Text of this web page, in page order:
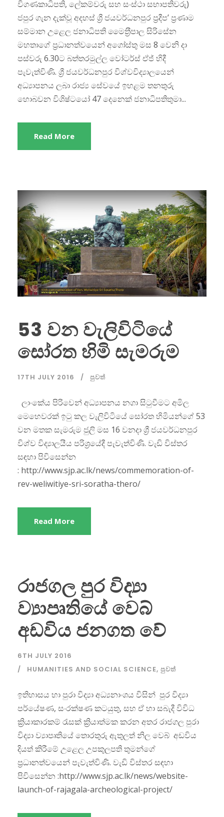
විගණකාධිපති, ලේකම්වරු සහ සංස්ථා සභාපතිවරු)
ජපුර ගැන දැක්වූ අදහස් ශ්‍රී ජයවර්ධනපුර ප‍්‍රදීප’ ප‍්‍රණාම
සම්මාන උළෙල ජනාධිපති මෛත‍්‍රීපාල සිරිසේන
මහතාගේ ප‍්‍රධානත්වයෙන් අගෝස්තු මස 8 වෙනි දා
පස්වරු 6.30ට බත්තරමුල්ල වෝටර්ස් ඒජ් හිදී
පැවැත්විණි. ශ්‍රී ජයවර්ධනපුර විශ්වවිද්‍යාලයෙන්
අධ්‍යාපනය ලබා රාජ්‍ය සේවයේ ඉහළම තනතුරු
හොබවන විශිෂ්ටයෝ 47 දෙනෙක් ජනාධිපතිතුමා...
Read More
53 වන වැලිවිටියේ
සෝරත හිමි සැමරුම
17TH JULY 2016 පුවත්
ලාංකේය පිරිවෙන් අධ්‍යාපනය නගා සිටුවීමට අමිල
මෙහෙවරක් ඉටු කල වැලිවිටියේ සෝරත හිමියන්ගේ 53
වන මතක සැමරුම ජුලි මස 16 වනදා ශ්‍රී ජයවර්ධනපුර
විශ්ව විද්‍යාලයීය පරිශ්‍රයේදී පැවැත්විණි. වැඩි විස්තර
සඳහා පිවිසෙන්න
: http://www.sjp.ac.lk/news/commemoration-of-
rev-weliwitiye-sri-soratha-thero/
Read More
රාජගල පුර විද්‍යා
ව්‍යාපෘතියේ වෙබ්
අඩවිය ජනගත වේ
6TH JULY 2016
HUMANITIES AND SOCIAL SCIENCE, පුවත්
ඉතිහාසය හා පුරා විද්‍යා අධ්‍යනාංශය විසින් පුර විද්‍යා
පර්යේෂණ, සංරක්ෂණ කටයුතු, සහ ඒ හා සබැදී විවිධ
ක්‍රියාකාරකම් රැසක් ක්‍රියාත්මක කරන අතර රාජගල පුරා
විද්‍යා ව්‍යාපෘතියේ තොරතුරු ඇතුලත් නිල වෙබ් අඩවිය
දියත් කිරීමේ උළෙල උපකුලපති තුමන්ගේ
ප්‍රධානත්වයෙන් පැවැත්විණි. වැඩි විස්තර සඳහා
පිවිසෙන්න :http://www.sjp.ac.lk/news/website-
launch-of-rajagala-archeological-project/